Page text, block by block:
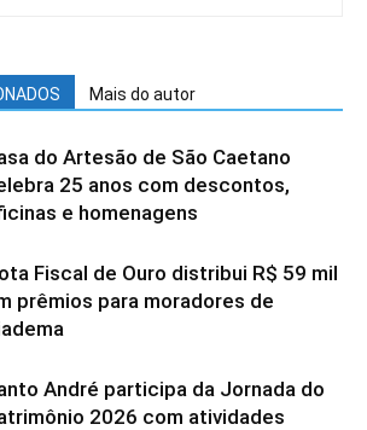
Mais do autor
do Artesão de São Caetano
25 anos com descontos,
e homenagens
Fiscal de Ouro distribui R$ 59 mil
prêmios para moradores de
André participa da Jornada do
2026 com atividades